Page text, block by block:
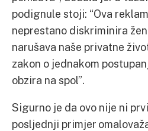
podignule stoji: “Ova
neprestano diskriminira
narušava naše privatne
zakon o jednakom
obzira na spol”.
Sigurno je da ovo nije ni
posljednji primjer